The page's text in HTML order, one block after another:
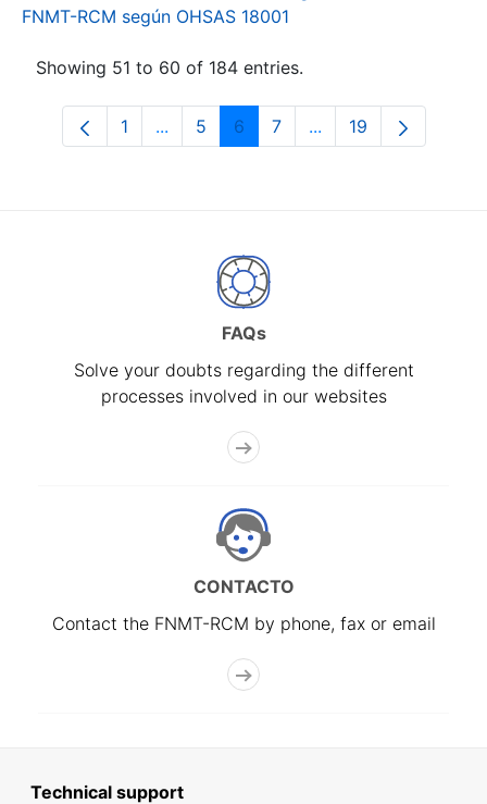
FNMT-RCM según OHSAS 18001
Showing 51 to 60 of 184 entries.
Page
1 ...Intermediate Pages Use TAB to
Page
5 Page
6 Page
7 ...Intermediate Pages
Page
19
FAQs
Solve your doubts regarding the different
processes involved in our websites
CONTACTO
Contact the FNMT-RCM by phone, fax or email
Technical support